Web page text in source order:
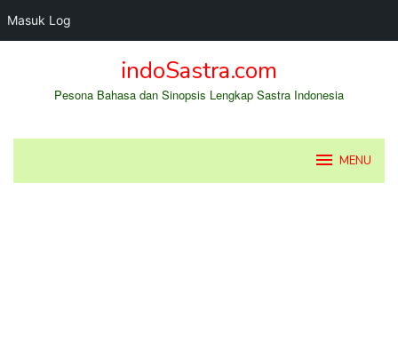
Masuk Log
indoSastra.com
Pesona Bahasa dan Sinopsis Lengkap Sastra Indonesia
MENU